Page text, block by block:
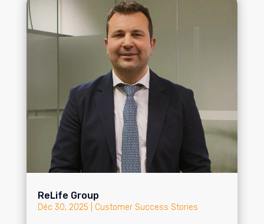
ReLife Group
Déc 30, 2025 Customer Success Stories